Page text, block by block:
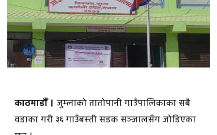
काठमाडौँ । जुम्लाको तातोपानी गाउँपालिकाका सबै
वडाका गरी ३६ गाउँबस्ती सडक सञ्जालसँग जोडिएका